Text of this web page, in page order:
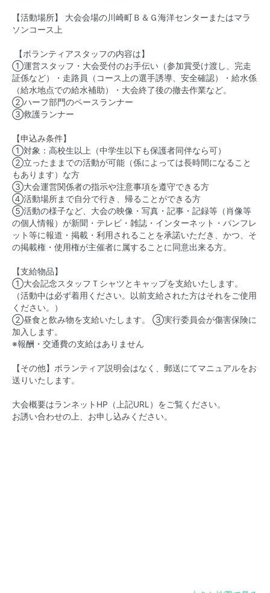
【活動場所】 大会会場の川崎町Ｂ＆Ｇ海洋センターまたはマラ
ソンコース上
【ボランティアスタッフの内容は】
①運営スタッフ・大会受付のお手伝い（参加賞受け渡し、完走
証係など）・走路員（コース上の選手誘導、安全確認）・給水係
（給水地点での給水補助）・大会終了後の撤去作業など。
②ハーフ部門のペースランナー
③救護ランナー
【申込み条件】
①対象：高校生以上（中学生以下も保護者同伴なら可）
②立ったままでの活動が可能（係によっては長時間になること
もあります）な方
③大会運営関係者の指示や注意事項を遵守できる方
④活動場所まで自分で行き、帰ることができる方
⑤活動の様子など、大会の映像・写真・記事・記録等（肖像等
の個人情報）が新聞・テレビ・雑誌・インターネット・パンフレ
ット等に報道・掲載・利用されることを承諾いただき、かつ、そ
の掲載権・使用権が主催者に属することに同意出来る方。
【支給物品】
①大会記念スタッフＴシャツとキャップを支給いたします。
（活動中は必ず着用ください。以前支給された方はそれをご使用
ください。）
②昼食と飲み物を支給いたします。 ③実行委員会が傷害保険に
加入します。
※報酬・交通費の支給はありません
【その他】ボランティア説明会はなく、郵送にてマニュアルをお
送りいたします。
大会概要はランネットHP（上記URL）をご覧ください。
お誘い合わせの上、お申し込みください。